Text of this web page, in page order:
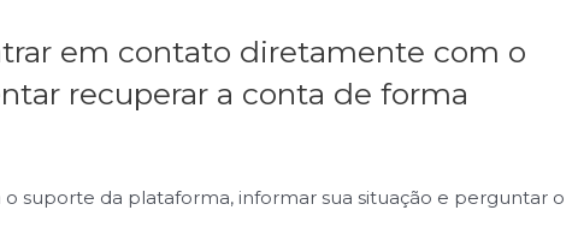
em contato diretamente com o
recuperar a conta de forma
suporte da plataforma, informar sua situação e perguntar o